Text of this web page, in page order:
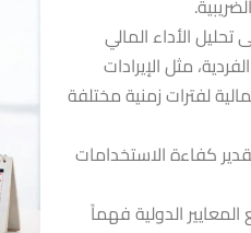
تحليل الأداء المالي
مثل الإيرادات
لفتراتزمنيةمختلفة
كفاءة الاستخدامات
المعايير الدولية فهماً